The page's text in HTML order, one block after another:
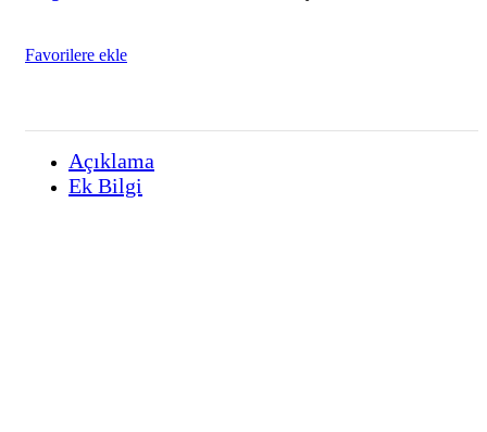
Favorilere ekle
Açıklama
Ek Bilgi